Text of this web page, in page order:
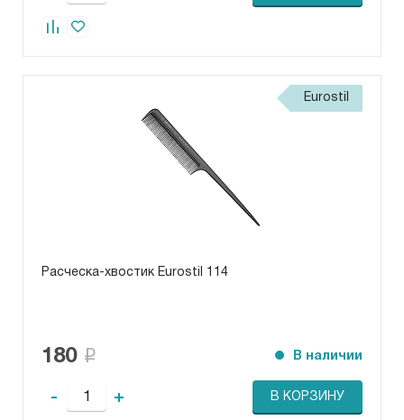
Eurostil
Расческа-хвостик Eurostil 114
180 В наличии
- + В КОРЗИНУ